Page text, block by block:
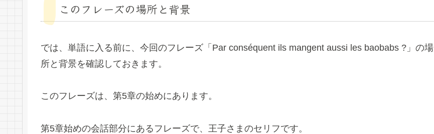
このフレーズの場所と背景
では、単語に入る前に、今回のフレーズ「Par conséquent ils mangent aussi les baobabs ?」の場
所と背景を確認しておきます。
このフレーズは、第5章の始めにあります。
第5章始めの会話部分にあるフレーズで、王子さまのセリフです。